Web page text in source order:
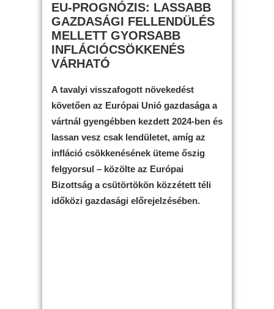
EU-PROGNÓZIS: LASSABB
GAZDASÁGI FELLENDÜLÉS
MELLETT GYORSABB
INFLÁCIÓCSÖKKENÉS
VÁRHATÓ
A tavalyi visszafogott növekedést
követően az Európai Unió gazdasága a
vártnál gyengébben kezdett 2024-ben és
lassan vesz csak lendületet, amíg az
infláció csökkenésének üteme őszig
felgyorsul – közölte az Európai
Bizottság a csütörtökön közzétett téli
időközi gazdasági előrejelzésében.